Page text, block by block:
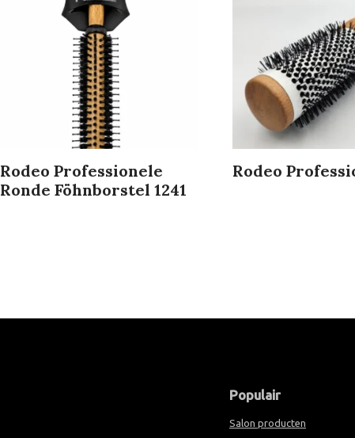
Rodeo Professionele
Ronde Föhnborstel 1241
Rodeo
Populair
Salon producten